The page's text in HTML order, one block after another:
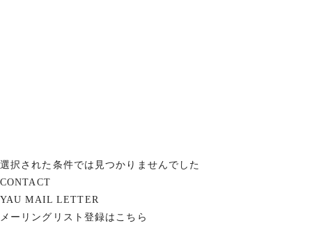
選択された条件では見つかりませんでした
CONTACT
YAU MAIL LETTER
メーリングリスト登録はこちら